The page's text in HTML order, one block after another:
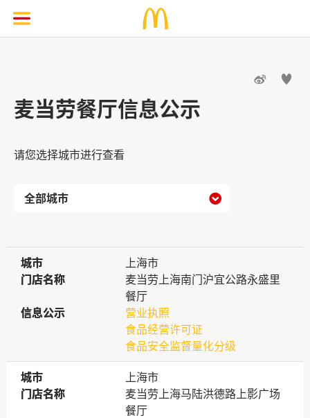
 
麦当劳餐厅信息公示
请您选择城市进行查看

城市
城市
上海市
门店名称
门店名称
麦当劳上海南门沪宜公路永盛里
餐厅
信息公示
信息公示
营业执照
食品经营许可证
食品安全监督量化分级
城市
城市
上海市
门店名称
门店名称
麦当劳上海马陆洪德路上影广场
餐厅